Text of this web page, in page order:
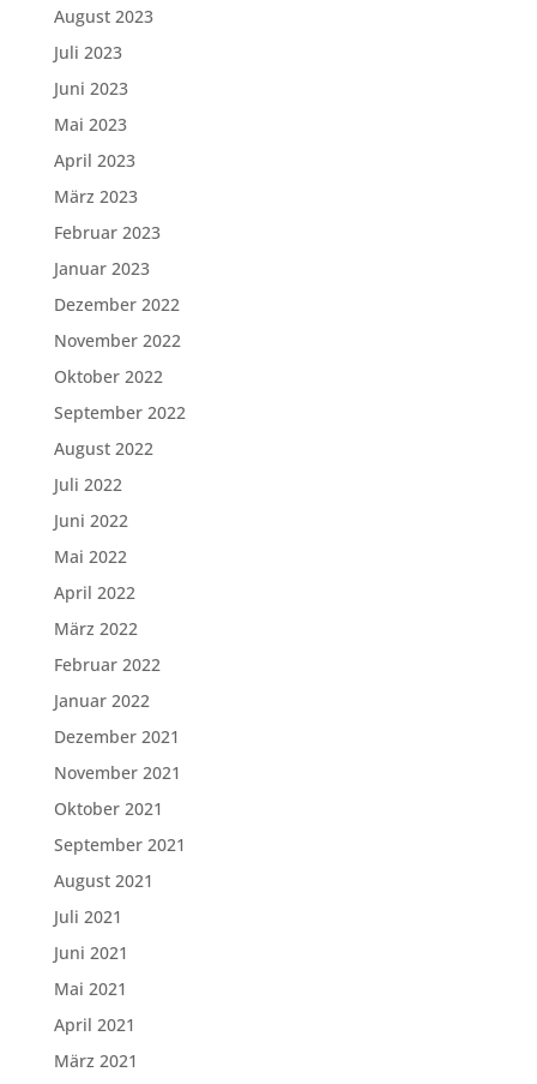
August 2023
Juli 2023
Juni 2023
Mai 2023
April 2023
März 2023
Februar 2023
Januar 2023
Dezember 2022
November 2022
Oktober 2022
September 2022
August 2022
Juli 2022
Juni 2022
Mai 2022
April 2022
März 2022
Februar 2022
Januar 2022
Dezember 2021
November 2021
Oktober 2021
September 2021
August 2021
Juli 2021
Juni 2021
Mai 2021
April 2021
März 2021